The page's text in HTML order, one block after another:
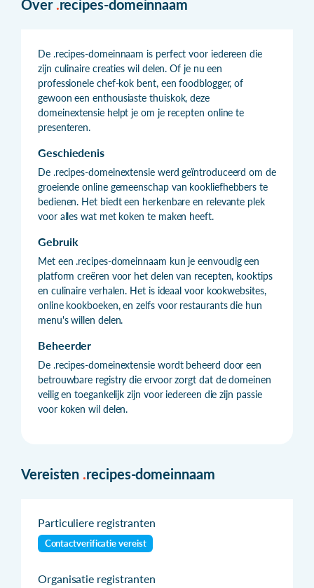
Over .recipes-domeinnaam
De .recipes-domeinnaam is perfect voor iedereen die
zijn culinaire creaties wil delen. Of je nu een
professionele chef-kok bent, een foodblogger, of
gewoon een enthousiaste thuiskok, deze
domeinextensie helpt je om je recepten online te
presenteren.
Geschiedenis
De .recipes-domeinextensie werd geïntroduceerd om de
groeiende online gemeenschap van kookliefhebbers te
bedienen. Het biedt een herkenbare en relevante plek
voor alles wat met koken te maken heeft.
Gebruik
Met een .recipes-domeinnaam kun je eenvoudig een
platform creëren voor het delen van recepten, kooktips
en culinaire verhalen. Het is ideaal voor kookwebsites,
online kookboeken, en zelfs voor restaurants die hun
menu's willen delen.
Beheerder
De .recipes-domeinextensie wordt beheerd door een
betrouwbare registry die ervoor zorgt dat de domeinen
veilig en toegankelijk zijn voor iedereen die zijn passie
voor koken wil delen.
Vereisten .recipes-domeinnaam
Particuliere registranten
Contactverificatie vereist
Organisatie registranten